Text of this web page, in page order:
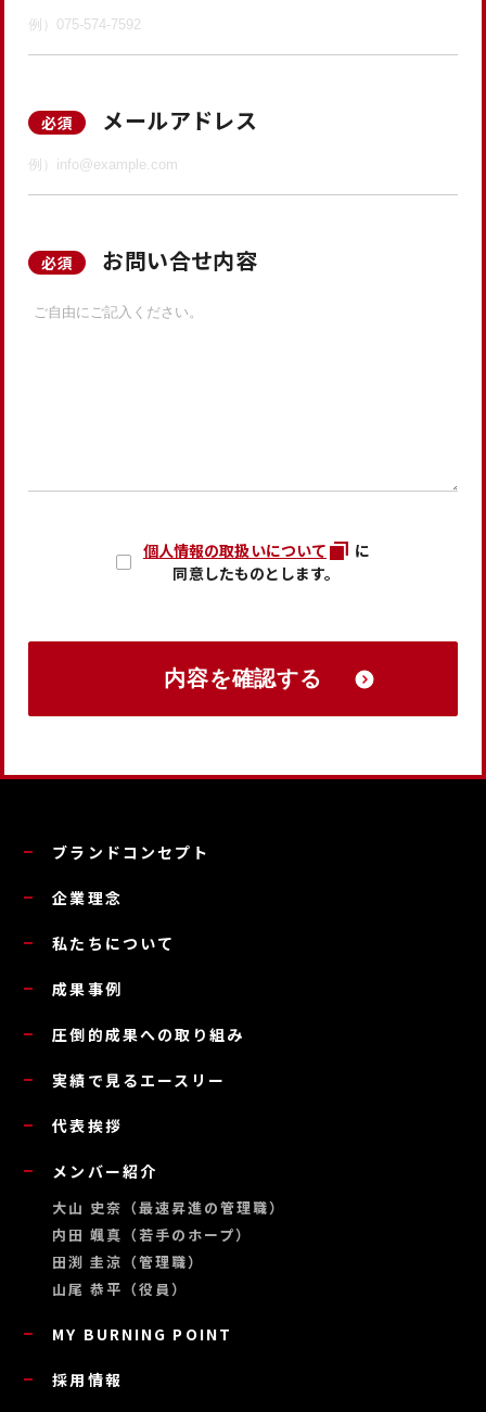
必須 メールアドレス
必須 お問い合せ内容
個人情報の取扱いについて
に
同意したものとします。
ブランドコンセプト
企業理念
私たちについて
成果事例
圧倒的成果への取り組み
実績で見るエースリー
代表挨拶
メンバー紹介
大山 史奈（最速昇進の管理職）
内田 颯真（若手のホープ）
田渕 圭涼（管理職）
山尾 恭平（役員）
MY BURNING POINT
採用情報